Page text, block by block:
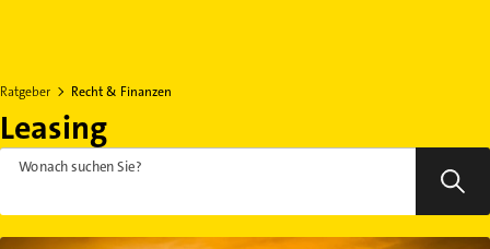
Ratgeber Recht & Finanzen
Leasing
Wonach suchen Sie?